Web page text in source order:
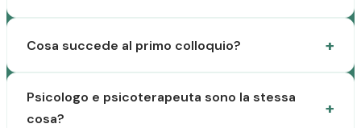
Cosa succede al primo colloquio?
Psicologo e psicoterapeuta sono la stessa
cosa?